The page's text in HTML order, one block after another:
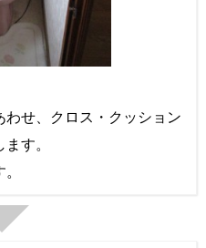
せ、クロス・クッション
す。